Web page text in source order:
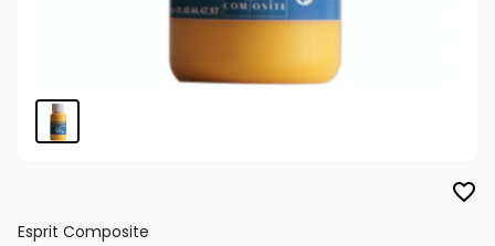
favorite_border
Esprit Composite